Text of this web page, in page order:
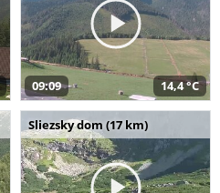
09:09 14,4 °C
Sliezsky dom (17 km)